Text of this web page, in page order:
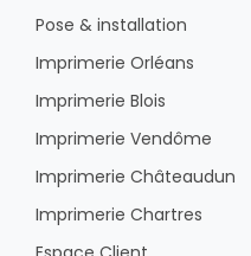
Pose & installation
Imprimerie Orléans
Imprimerie Blois
Imprimerie Vendôme
Imprimerie Châteaudun
Imprimerie Chartres